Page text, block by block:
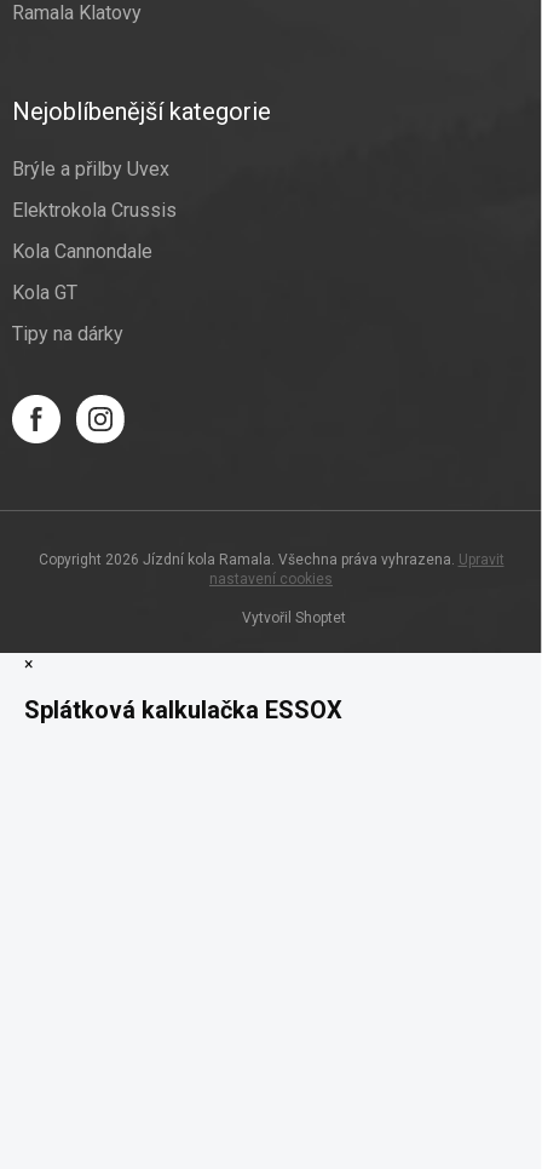
Ramala Klatovy
Nejoblíbenější kategorie
Brýle a přilby Uvex
Elektrokola Crussis
Kola Cannondale
Kola GT
Tipy na dárky
Vytvořil Shoptet
Copyright 2026 Jízdní kola Ramala. Všechna práva vyhrazena. Upravit
nastavení cookies
×
Splátková kalkulačka ESSOX